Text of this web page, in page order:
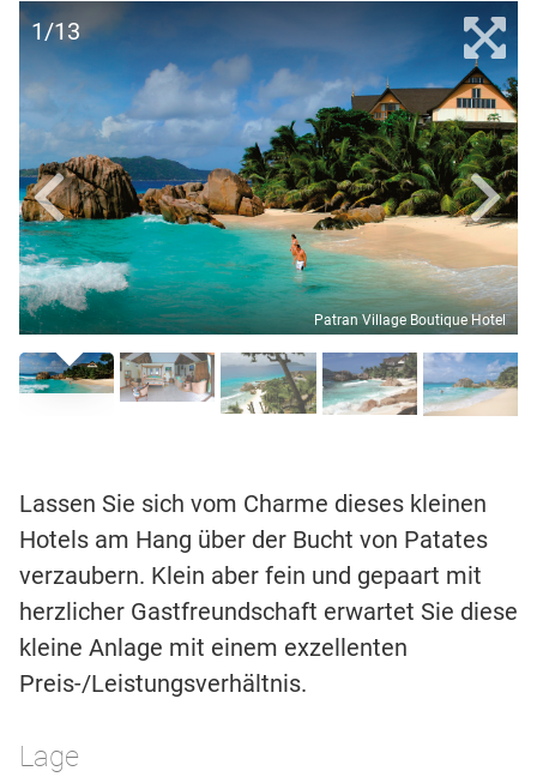
1/13
Patran Village Boutique Hotel
Lassen Sie sich vom Charme dieses kleinen
Hotels am Hang über der Bucht von Patates
verzaubern. Klein aber fein und gepaart mit
herzlicher Gastfreundschaft erwartet Sie diese
kleine Anlage mit einem exzellenten
Preis-/Leistungsverhältnis.
Lage